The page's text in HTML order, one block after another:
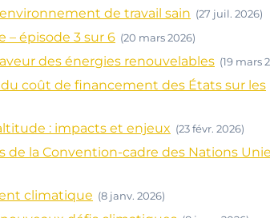
de travail sain (27 juil. 2026)
– épisode 3 sur 6 (20 mars 2026)
des énergies renouvelables (19 mars
coût de financement des États sur les
: impacts et enjeux (23 févr. 2026)
la Convention-cadre des Nations
climatique (8 janv. 2026)